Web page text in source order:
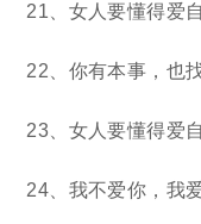
21、女人要懂得爱
22、你有本事，也
23、女人要懂得爱
24、我不爱你，我